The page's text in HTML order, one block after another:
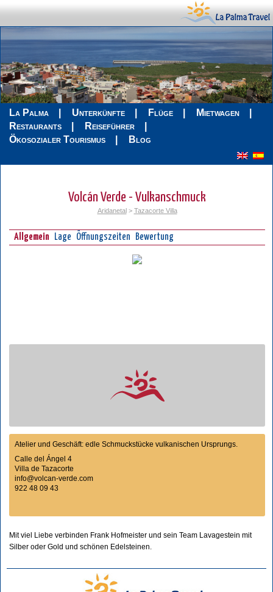
La Palma Unterkünfte Flüge
Mietwagen
Restaurants
Reiseführer
Ökosozialer Tourismus
Blog
Volcán Verde - Vulkanschmuck
Aridanetal> Tazacorte Villa
Allgemein Lage Öffnungszeiten Bewertung
Atelier und Geschäft: edle Schmuckstücke vulkanischen Ursprungs.
Calle del Ángel 4
Villa de Tazacorte
info@volcan-verde.com
922 48 09 43
Mit viel Liebe verbinden Frank Hofmeister und sein Team Lavagestein mit
Silber oder Gold und schönen Edelsteinen.